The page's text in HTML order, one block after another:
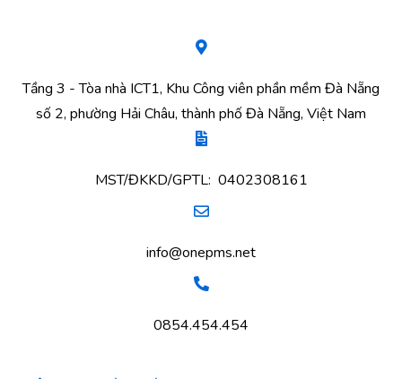
Tầng 3 - Tòa nhà ICT1, Khu Công viên phần mềm Đà Nẵng
số 2, phường Hải Châu, thành phố Đà Nẵng, Việt Nam
MST/ĐKKD/GPTL: 0402308161
info@onepms.net
0854.454.454